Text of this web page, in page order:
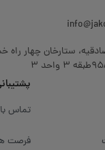
ستارخان چهار راه
تماس
فرصت